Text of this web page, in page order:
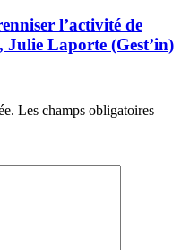
l’activité de
Julie Laporte (Gest’in)
Les champs obligatoires